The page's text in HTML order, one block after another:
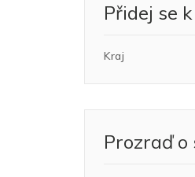
Přidej se
Kraj
Prozraď o